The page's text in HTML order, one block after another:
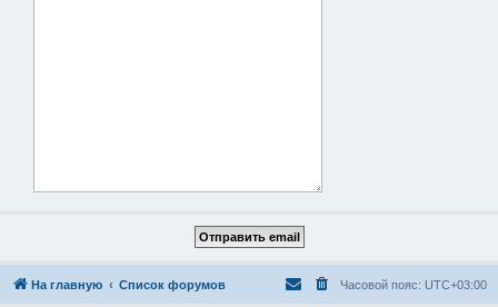
На главную Список форумов Часовой пояс: UTC+03:00